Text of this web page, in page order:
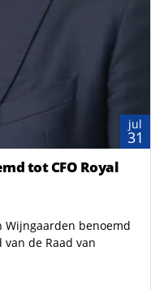
jul
31
tot CFO Royal
Wijngaarden benoemd
van de Raad van